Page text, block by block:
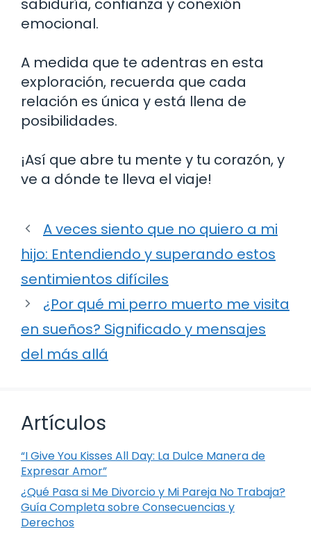
sabiduría, confianza y conexión
emocional.
A medida que te adentras en esta
exploración, recuerda que cada
relación es única y está llena de
posibilidades.
¡Así que abre tu mente y tu corazón, y
ve a dónde te lleva el viaje!
A veces siento que no quiero a mi
hijo: Entendiendo y superando estos
sentimientos difíciles
¿Por qué mi perro muerto me visita
en sueños? Significado y mensajes
del más allá
Artículos
“I Give You Kisses All Day: La Dulce Manera de
Expresar Amor”
¿Qué Pasa si Me Divorcio y Mi Pareja No Trabaja?
Guía Completa sobre Consecuencias y
Derechos